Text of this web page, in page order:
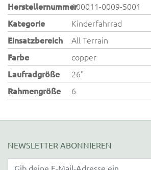
Herstellernummer100011-0009-5001
Kategorie
Kinderfahrrad
Einsatzbereich
All Terrain
Farbe
copper
Laufradgröße
26"
Rahmengröße
6
NEWSLETTER ABONNIEREN